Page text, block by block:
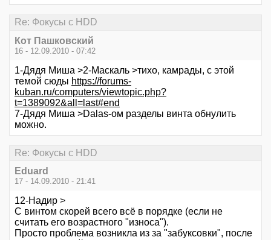
Re: Фокусы с HDD
Кот Пашковский
16 - 12.09.2010 - 07:42
1-Дядя Миша >2-Маскаль >тихо, камрады, с этой
темой сюды https://forums-
kuban.ru/computers/viewtopic.php?
t=1389092&all=last#end
7-Дядя Миша >Dalas-ом разделы винта обнулить
можно.
Re: Фокусы с HDD
Eduard
17 - 14.09.2010 - 21:41
12-Надир >
С винтом скорей всего всё в порядке (если не
считать его возрастного "износа").
Просто проблема возникла из за "забуксовки", после